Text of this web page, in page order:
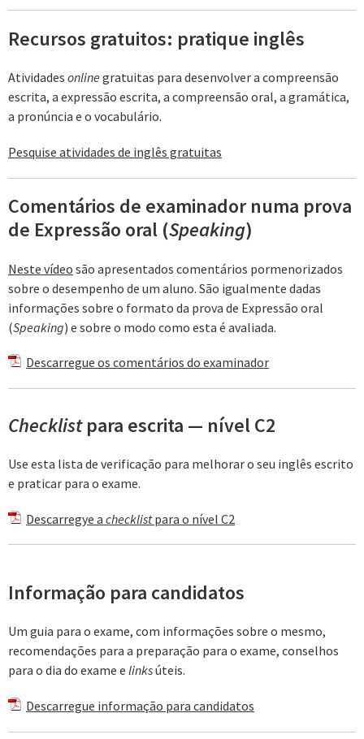
Recursos gratuitos: pratique inglês
Atividades online gratuitas para desenvolver a compreensão
escrita, a expressão escrita, a compreensão oral, a gramática,
a pronúncia e o vocabulário.
Pesquise atividades de inglês gratuitas
Comentários de examinador numa prova
de Expressão oral (Speaking)
Neste vídeo são apresentados comentários pormenorizados
sobre o desempenho de um aluno. São igualmente dadas
informações sobre o formato da prova de Expressão oral
(Speaking) e sobre o modo como esta é avaliada.
Descarregue os comentários do examinador
Checklistpara escrita — nível C2
Use esta lista de verificação para melhorar o seu inglês escrito
e praticar para o exame.
Descarregye a checklistpara o nível C2
Informação para candidatos
Um guia para o exame, com informações sobre o mesmo,
recomendações para a preparação para o exame, conselhos
para o dia do exame e linksúteis.
Descarregue informação para candidatos